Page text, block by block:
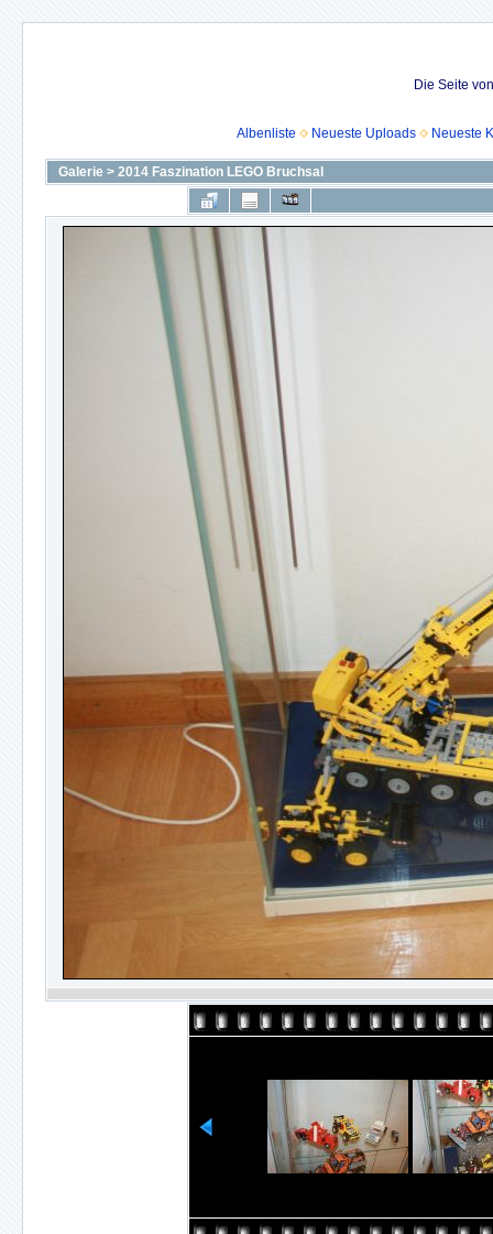
Die Seite
Albenliste Neueste Uploads Neueste
Galerie > 2014 Faszination LEGO Bruchsal